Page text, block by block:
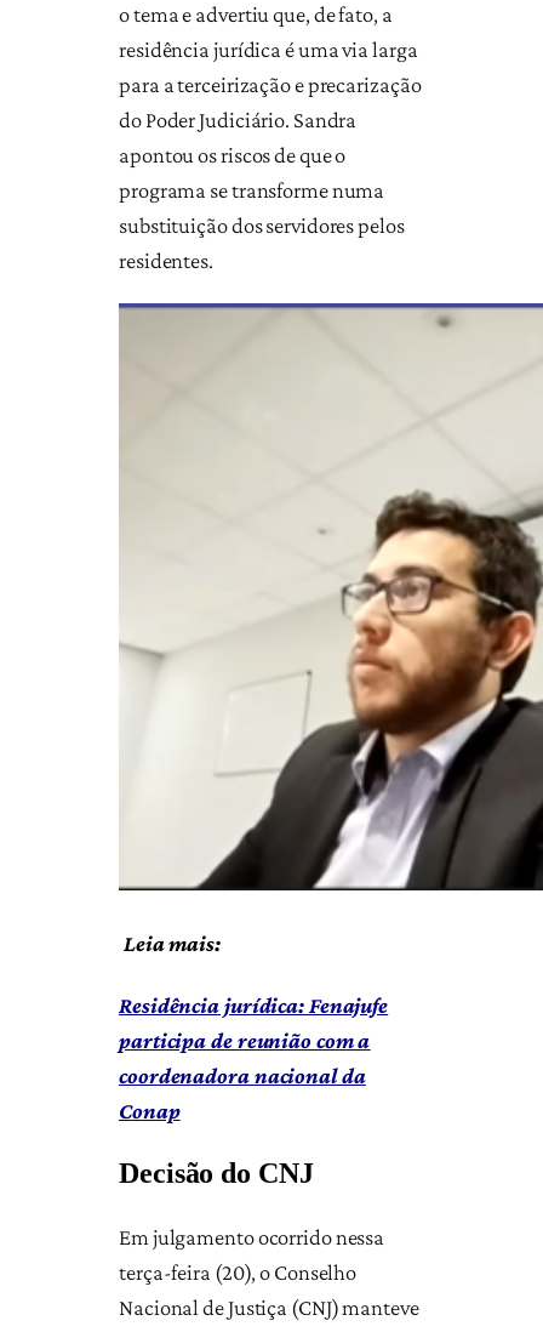
o tema e advertiu que, de fato, a
residência jurídica é uma via larga
para a terceirização e precarização
do Poder Judiciário. Sandra
apontou os riscos de que o
programa se transforme numa
substituição dos servidores pelos
residentes.
Leia mais:
Residência jurídica: Fenajufe
participa de reunião com a
coordenadora nacional da
Conap
Decisão do CNJ
Em julgamento ocorrido nessa
terça-feira (20), o Conselho
Nacional de Justiça (CNJ) manteve